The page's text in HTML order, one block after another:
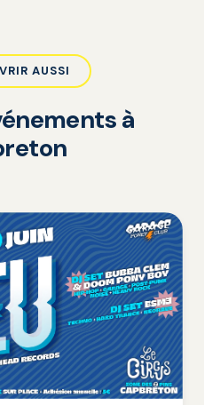
AUSSI
à